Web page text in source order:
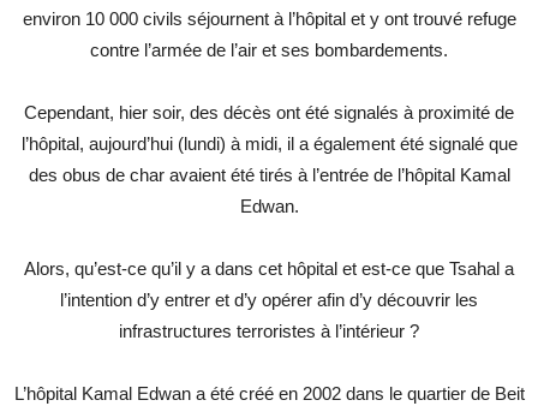
environ 10 000 civils séjournent à l’hôpital et y ont trouvé refuge
contre l’armée de l’air et ses bombardements.
Cependant, hier soir, des décès ont été signalés à proximité de
l’hôpital, aujourd’hui (lundi) à midi, il a également été signalé que
des obus de char avaient été tirés à l’entrée de l’hôpital Kamal
Edwan.
Alors, qu’est-ce qu’il y a dans cet hôpital et est-ce que Tsahal a
l’intention d’y entrer et d’y opérer afin d’y découvrir les
infrastructures terroristes à l’intérieur ?
L’hôpital Kamal Edwan a été créé en 2002 dans le quartier de Beit